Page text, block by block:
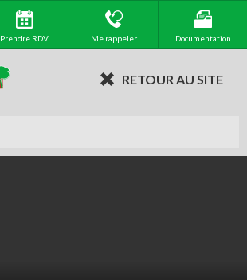
Prendre RDV Me rappeler Documentation
RETOUR AU SITE